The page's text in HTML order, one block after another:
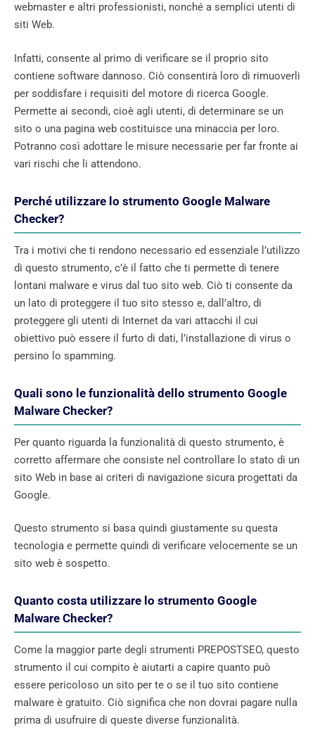
webmaster e altri professionisti, nonché a semplici utenti di
siti Web.
Infatti, consente al primo di verificare se il proprio sito
contiene software dannoso. Ciò consentirà loro di rimuoverli
per soddisfare i requisiti del motore di ricerca Google.
Permette ai secondi, cioè agli utenti, di determinare se un
sito o una pagina web costituisce una minaccia per loro.
Potranno così adottare le misure necessarie per far fronte ai
vari rischi che li attendono.
Perché utilizzare lo strumento Google Malware
Checker?
Tra i motivi che ti rendono necessario ed essenziale l’utilizzo
di questo strumento, c’è il fatto che ti permette di tenere
lontani malware e virus dal tuo sito web. Ciò ti consente da
un lato di proteggere il tuo sito stesso e, dall’altro, di
proteggere gli utenti di Internet da vari attacchi il cui
obiettivo può essere il furto di dati, l’installazione di virus o
persino lo spamming.
Quali sono le funzionalità dello strumento Google
Malware Checker?
Per quanto riguarda la funzionalità di questo strumento, è
corretto affermare che consiste nel controllare lo stato di un
sito Web in base ai criteri di navigazione sicura progettati da
Google.
Questo strumento si basa quindi giustamente su questa
tecnologia e permette quindi di verificare velocemente se un
sito web è sospetto.
Quanto costa utilizzare lo strumento Google
Malware Checker?
Come la maggior parte degli strumenti PREPOSTSEO, questo
strumento il cui compito è aiutarti a capire quanto può
essere pericoloso un sito per te o se il tuo sito contiene
malware è gratuito. Ciò significa che non dovrai pagare nulla
prima di usufruire di queste diverse funzionalità.